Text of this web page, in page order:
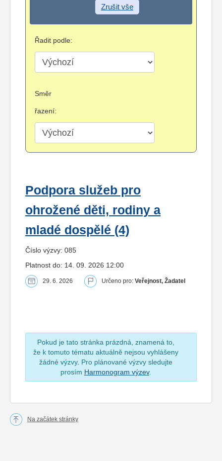
Zrušit vše
Řadit podle:
Směr
řazení:
Podpora služeb pro
ohrožené děti, rodiny a
mladé dospělé (4)
Číslo výzvy: 085
Platnost do: 14. 09. 2026 12:00
29. 6. 2026 Určeno pro: Veřejnost, Žadatel
Pokud je tato stránka prázdná, znamená to,
že k tomuto tématu aktuálně nejsou vyhlášeny
žádné výzvy. Pro plánované výzvy sledujte
prosím Harmonogram výzev.
Na začátek stránky